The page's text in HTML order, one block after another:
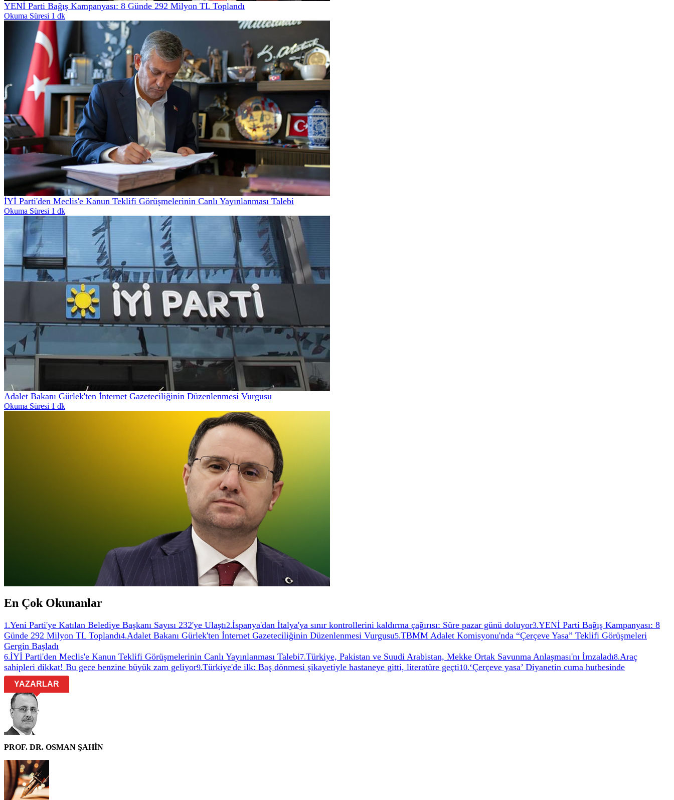
YENİ Parti Bağış Kampanyası: 8 Günde 292 Milyon TL Toplandı
Okuma Süresi 1 dk
İYİ Parti'den Meclis'e Kanun Teklifi Görüşmelerinin Canlı Yayınlanması Talebi
Okuma Süresi 1 dk
Adalet Bakanı Gürlek'ten İnternet Gazeteciliğinin Düzenlenmesi Vurgusu
Okuma Süresi 1 dk
En Çok Okunanlar
1 .Yeni Parti'ye Katılan Belediye Başkanı Sayısı 232'ye Ulaştı2.İspanya'dan İtalya'ya sınır kontrollerini kaldırma çağırısı: Süre pazar günü doluyor3.YENİ Parti Bağış Kampanyası: 8
Günde 292 Milyon TL Toplandı4.Adalet Bakanı Gürlek'ten İnternet Gazeteciliğinin Düzenlenmesi Vurgusu5.TBMM Adalet Komisyonu'nda “Çerçeve Yasa” Teklifi Görüşmeleri
Gergin Başladı
6.İYİ Parti'den Meclis'e Kanun Teklifi Görüşmelerinin Canlı Yayınlanması Talebi7.Türkiye, Pakistan ve Suudi Arabistan, Mekke Ortak Savunma Anlaşması'nı İmzaladı8.Araç
sahipleri dikkat! Bu gece benzine büyük zam geliyor9.Türkiye'de ilk: Baş dönmesi şikayetiyle hastaneye gitti, literatüre geçti10.‘Çerçeve yasa’ Diyanetin cuma hutbesinde
YAZARLAR
PROF. DR. OSMAN ŞAHİN